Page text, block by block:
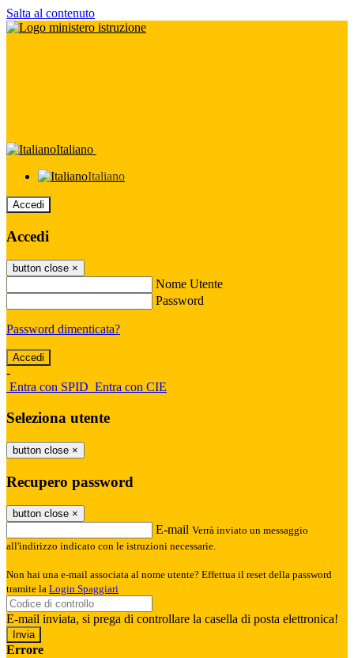
Salta al contenuto
Italiano
Italiano
Accedi
Accedi
button close ×
Nome Utente
Password
Password dimenticata?
-
Entra con SPID Entra con CIE
Seleziona utente
button close ×
Recupero password
button close ×
E-mail Verrà inviato un messaggio
all'indirizzo indicato con le istruzioni necessarie.
Non hai una e-mail associata al nome utente? Effettua il reset della password
tramite la Login Spaggiari
E-mail inviata, si prega di controllare la casella di posta elettronica!
Errore